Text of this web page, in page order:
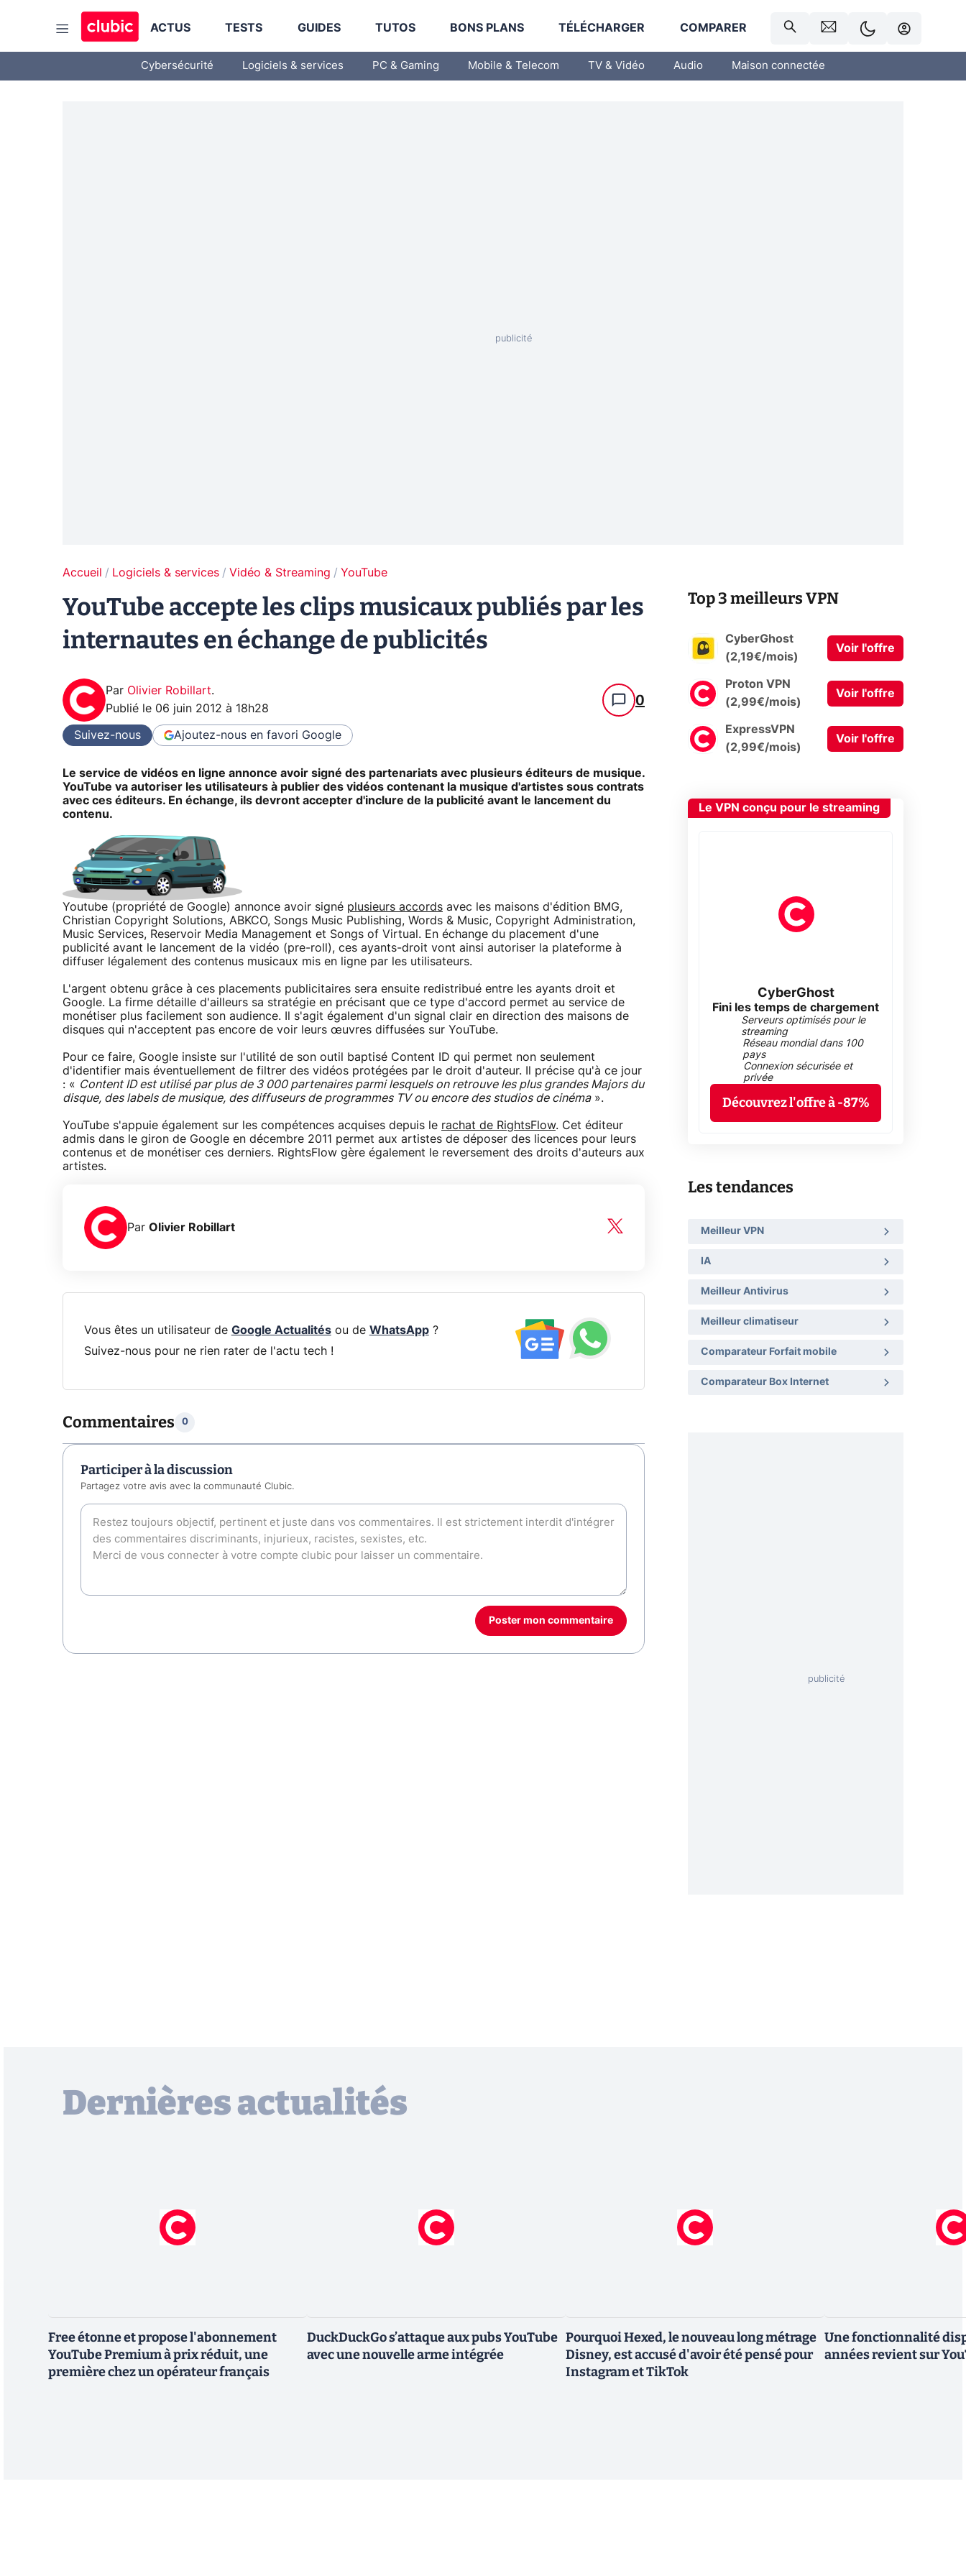
ACTUS TESTS GUIDES TUTOS BONS PLANS TÉLÉCHARGER COMPARER
Cybersécurité Logiciels & services PC & Gaming Mobile & Telecom TV & Vidéo Audio Maison connectée
Accueil Logiciels & services Vidéo & Streaming YouTube
YouTube accepte les clips musicaux publiés par les
internautes en échange de publicités
Par Olivier Robillart.
Publié le 06 juin 2012 à 18h28 0
Suivez-nous Ajoutez-nous en favori Google
Le service de vidéos en ligne annonce avoir signé des partenariats avec plusieurs éditeurs de musique.
YouTube va autoriser les utilisateurs à publier des vidéos contenant la musique d'artistes sous contrats
avec ces éditeurs. En échange, ils devront accepter d'inclure de la publicité avant le lancement du
contenu.
Youtube (propriété de Google) annonce avoir signé plusieurs accords avec les maisons d'édition BMG,
Christian Copyright Solutions, ABKCO, Songs Music Publishing, Words & Music, Copyright Administration,
Music Services, Reservoir Media Management et Songs of Virtual. En échange du placement d'une
publicité avant le lancement de la vidéo (pre-roll), ces ayants-droit vont ainsi autoriser la plateforme à
diffuser légalement des contenus musicaux mis en ligne par les utilisateurs.
L'argent obtenu grâce à ces placements publicitaires sera ensuite redistribué entre les ayants droit et
Google. La firme détaille d'ailleurs sa stratégie en précisant que ce type d'accord permet au service de
monétiser plus facilement son audience. Il s'agit également d'un signal clair en direction des maisons de
disques qui n'acceptent pas encore de voir leurs œuvres diffusées sur YouTube.
Pour ce faire, Google insiste sur l'utilité de son outil baptisé Content ID qui permet non seulement
d'identifier mais éventuellement de filtrer des vidéos protégées par le droit d'auteur. Il précise qu'à ce jour
: « Content ID est utilisé par plus de 3 000 partenaires parmi lesquels on retrouve les plus grandes Majors du
disque, des labels de musique, des diffuseurs de programmes TV ou encore des studios de cinéma».
YouTube s'appuie également sur les compétences acquises depuis le rachat de RightsFlow. Cet éditeur
admis dans le giron de Google en décembre 2011 permet aux artistes de déposer des licences pour leurs
contenus et de monétiser ces derniers. RightsFlow gère également le reversement des droits d'auteurs aux
artistes.
Par Olivier Robillart
Vous êtes un utilisateur de Google Actualitésou de WhatsApp?
Suivez-nous pour ne rien rater de l'actu tech !
Commentaires 0
Participer à la discussion
Partagez votre avis avec la communauté Clubic.
Poster mon commentaire
Top 3 meilleurs VPN
CyberGhost
(2,19€/mois)
Voir l'offre
Proton VPN
(2,99€/mois)
Voir l'offre
ExpressVPN
(2,99€/mois)
Voir l'offre
Le VPN conçu pour le streaming
CyberGhost
Fini les temps de chargement
Serveurs optimisés pour le
streaming
Réseau mondial dans 100
pays
Connexion sécurisée et
privée
Découvrez l'offre à -87%
Les tendances
Meilleur VPN
IA
Meilleur Antivirus
Meilleur climatiseur
Comparateur Forfait mobile
Comparateur Box Internet
Dernières actualités
Free étonne et propose l'abonnement
YouTube Premium à prix réduit, une
première chez un opérateur français
DuckDuckGo s’attaque aux pubs YouTube
avec une nouvelle arme intégrée
Pourquoi Hexed, le nouveau long métrage
Disney, est accusé d'avoir été pensé pour
Instagram et TikTok
Une fonctionnalité
années revient sur